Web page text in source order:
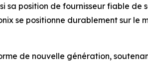
position de fournisseur fiable de
se positionne durablement sur le
de nouvelle génération,